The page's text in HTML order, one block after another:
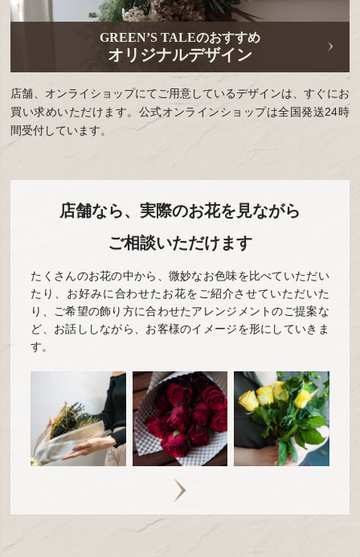
GREEN’S TALEのおすすめ
オリジナルデザイン
店舗、オンライショップにてご用意しているデザインは、すぐにお
買い求めいただけます。公式オンラインショップは全国発送24時
間受付しています。
店舗なら、実際のお花を見ながら
ご相談いただけます
たくさんのお花の中から、微妙なお色味を比べていただい
たり、お好みに合わせたお花をご紹介させていただいた
り、ご希望の飾り方に合わせたアレンジメントのご提案な
ど、お話ししながら、お客様のイメージを形にしていきま
す。